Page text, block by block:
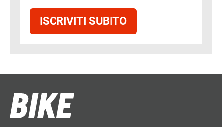
ISCRIVITI SUBITO